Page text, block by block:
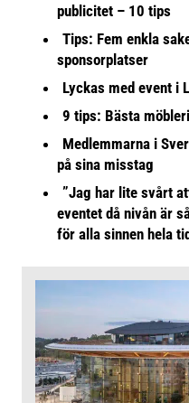
publicitet – 10 tips
Tips: Fem enkla
sponsorplatser
Lyckas med event i
9 tips: Bästa
Medlemmarna i
på sina misstag
”Jag har lite svårt
eventet då nivån är
för alla sinnen hela